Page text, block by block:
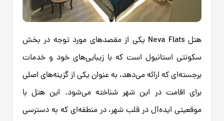
هتل Neva Flats یکی از مقصدهای مورد توجه در بخش
سکونتی استانبول است که با زیبایی‌های خود و خدمات
برجسته‌ای که ارائه می‌دهد، به عنوان یکی از گزینه‌های اصلی
برای اقامت در این شهر شناخته می‌شود. این هتل با
موقعیتی ایده‌آل در قلب شهر، در منطقه‌ای که به دسترسی